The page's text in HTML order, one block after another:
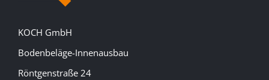
KOCH GmbH
Bodenbeläge-Innenausbau
Röntgenstraße 24